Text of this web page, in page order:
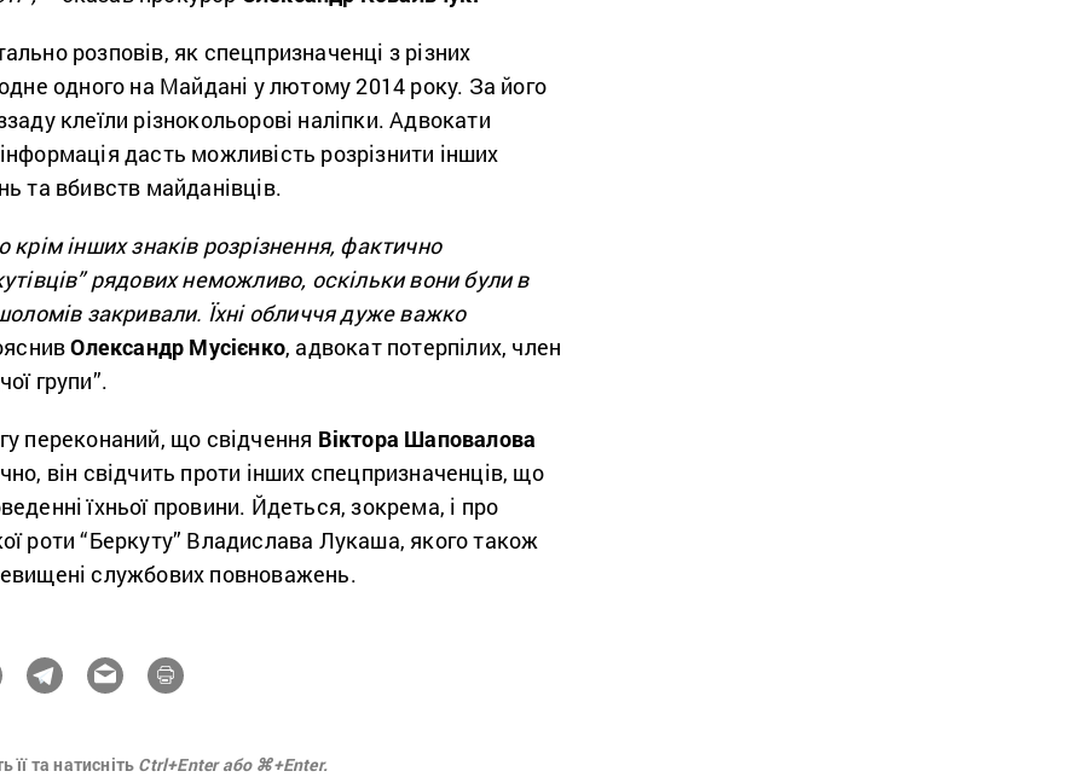
розповів, як спецпризначенці з різних
одного на Майдані у лютому 2014 року. За його
клеїли різнокольорові наліпки. Адвокати
дасть можливість розрізнити інших
та вбивств майданівців.
інших знаків розрізнення, фактично
рядових неможливо, оскільки вони були в
закривали. Їхні обличчя дуже важко
Олександр Мусієнко, адвокат потерпілих, член
групи”.
переконаний, що свідчення Віктора Шаповалова
він свідчить проти інших спецпризначенців, що
їхньої провини. Йдеться, зокрема, і про
роти “Беркуту” Владислава Лукаша, якого також
службових повноважень.
та натисніть Ctrl+Enter або ⌘+Enter.